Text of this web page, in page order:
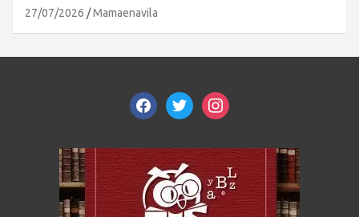
27/07/2026 Mamaenavila
facebooktwitterinstagram